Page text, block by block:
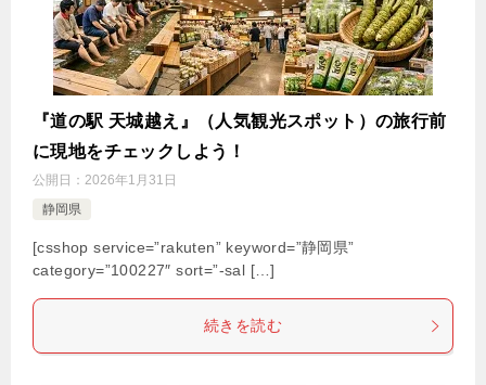
『道の駅 天城越え』（人気観光スポット）の旅行前
に現地をチェックしよう！
公開日： 2026年1月31日
静岡県
[csshop service=”rakuten” keyword=”静岡県”
category=”100227″ sort=”-sal […]
続きを読む